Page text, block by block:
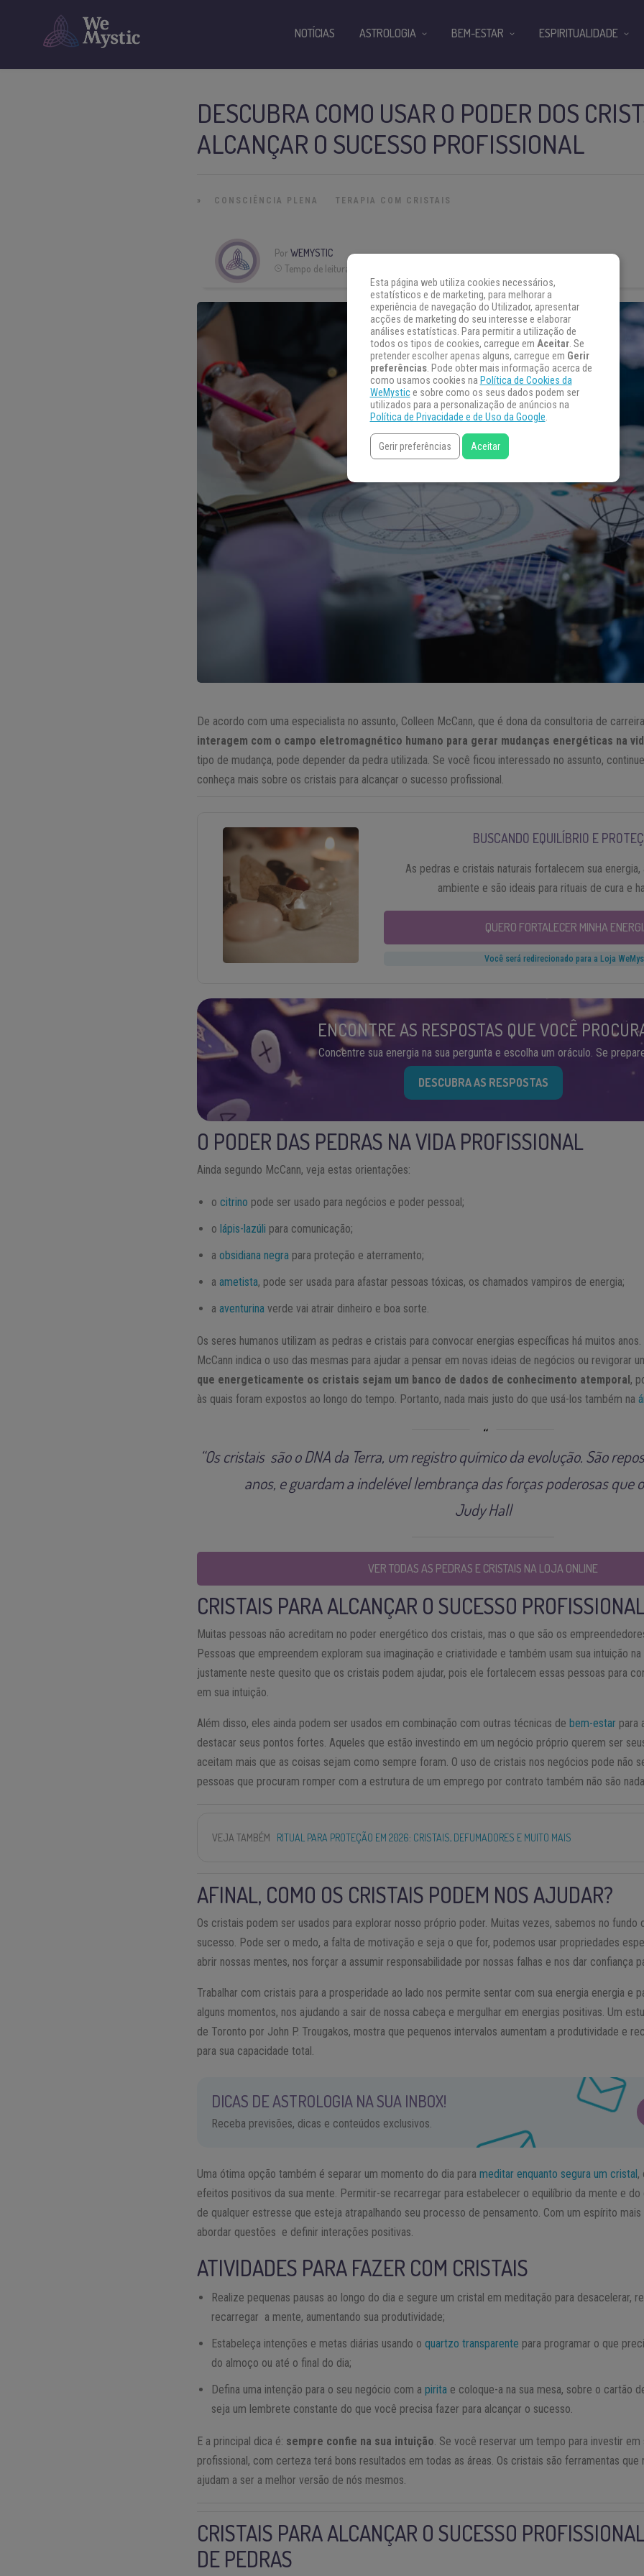
DESCUBRA COMO USAR O PODER DOS
ALCANÇAR O SUCESSO PROFISSIONAL
» CONSCIÊNCIA PLENA TERAPIA COM CRISTAIS
PorWEMYSTIC
Tempo de leitura:
De acordo com uma especialista no assunto, Colleen McCann, que é dona da consultoria de
interagem com o campo eletromagnético humano para gerar mudanças energéticas na
tipo de mudança, pode depender da pedra utilizada. Se você ficou interessado no assunto,
conheça mais sobre os cristais para alcançar o sucesso profissional.
BUSCANDO EQUILÍBRIO E
As pedras e cristais naturais fortalecem sua
ambiente e são ideais para rituais de cura e
QUERO FORTALECER MINHA
Você será redirecionado para a Loja
ENCONTRE AS RESPOSTAS QUE VOCÊ
Concentre sua energia na sua pergunta e escolha um oráculo. Se
DESCUBRA AS RESPOSTAS
O PODER DAS PEDRAS NA VIDA PROFISSIONAL
Ainda segundo McCann, veja estas orientações:
ocitrino pode ser usado para negócios e poder pessoal;
olápis-lazúli para comunicação;
aobsidiana negra para proteção e aterramento;
aametista, pode ser usada para afastar pessoas tóxicas, os chamados vampiros de energia;
aaventurina verde vai atrair dinheiro e boa sorte.
Os seres humanos utilizam as pedras e cristais para convocar energias específicas há muitos
McCann indica o uso das mesmas para ajudar a pensar em novas ideias de negócios ou revigorar
que energeticamente os cristais sejam um banco de dados de conhecimento atemporal,
às quais foram expostos ao longo do tempo. Portanto, nada mais justo do que usá-los também na
“Os cristais são o DNA da Terra, um registro químico da evolução. São
anos, e guardam a indelével lembrança das forças poderosas que
Judy Hall
VER TODAS AS PEDRAS E CRISTAIS NA LOJA ONLINE
CRISTAIS PARA ALCANÇAR O SUCESSO
Muitas pessoas não acreditam no poder energético dos cristais, mas o que são os
Pessoas que empreendem exploram sua imaginação e criatividade e também usam sua intuição
justamente neste quesito que os cristais podem ajudar, pois ele fortalecem essas pessoas para
em sua intuição.
Além disso, eles ainda podem ser usados em combinação com outras técnicas debem-estar para
destacar seus pontos fortes. Aqueles que estão investindo em um negócio próprio querem ser
aceitam mais que as coisas sejam como sempre foram. O uso de cristais nos negócios pode não
pessoas que procuram romper com a estrutura de um emprego por contrato também não são
VEJA TAMBÉM RITUAL PARA PROTEÇÃO EM 2026: CRISTAIS, DEFUMADORES E MUITO MAIS
AFINAL, COMO OS CRISTAIS PODEM NOS AJUDAR?
Os cristais podem ser usados para explorar nosso próprio poder. Muitas vezes, sabemos no fundo
sucesso. Pode ser o medo, a falta de motivação e seja o que for, podemos usar propriedades
abrir nossas mentes, nos forçar a assumir responsabilidade por nossas falhas e nos dar confiança
Trabalhar com cristais para a prosperidade ao lado nos permite sentar com sua energia energia e
alguns momentos, nos ajudando a sair de nossa cabeça e mergulhar em energias positivas. Um
de Toronto por John P. Trougakos, mostra que pequenos intervalos aumentam a produtividade e
para sua capacidade total.
DICAS DE ASTROLOGIA NA SUA INBOX!
Receba previsões, dicas e conteúdos exclusivos.
Uma ótima opção também é separar um momento do dia parameditar enquanto segura um cristal,
efeitos positivos da sua mente. Permitir-se recarregar para estabelecer o equilíbrio da mente e
de qualquer estresse que esteja atrapalhando seu processo de pensamento. Com um espírito
abordar questões e definir interações positivas.
ATIVIDADES PARA FAZER COM CRISTAIS
Realize pequenas pausas ao longo do dia e segure um cristal em meditação para desacelerar,
recarregar a mente, aumentando sua produtividade;
Estabeleça intenções e metas diárias usando oquartzo transparente para programar o que
do almoço ou até o final do dia;
Defina uma intenção para o seu negócio com apirita e coloque-a na sua mesa, sobre o cartão
seja um lembrete constante do que você precisa fazer para alcançar o sucesso.
E a principal dica é: sempre confie na sua intuição. Se você reservar um tempo para investir
profissional, com certeza terá bons resultados em todas as áreas. Os cristais são ferramentas que
ajudam a ser a melhor versão de nós mesmos.
CRISTAIS PARA ALCANÇAR O SUCESSO
DE PEDRAS
NOTÍCIAS ASTROLOGIA BEM-ESTAR ESPIRITUALIDADE
Esta página web utiliza cookies necessários,
estatísticos e de marketing, para melhorar a
experiência de navegação do Utilizador, apresentar
acções de marketing do seu interesse e elaborar
análises estatísticas. Para permitir a utilização de
todos os tipos de cookies, carregue em Aceitar. Se
pretender escolher apenas alguns, carregue em Gerir
preferências. Pode obter mais informação acerca de
como usamos cookies na Política de Cookies da
WeMystice sobre como os seus dados podem ser
utilizados para a personalização de anúncios na
Política de Privacidade e de Uso da Google.
Gerir preferências Aceitar